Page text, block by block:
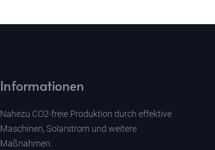
Informationen
Nahezu CO2-freie Produktion durch effektive
Maschinen, Solarstrom und weitere
Maßnahmen.